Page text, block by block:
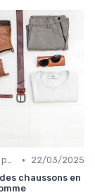
Chaussures pour Conditions Spécifiques •
22/03/2025
chaussons en